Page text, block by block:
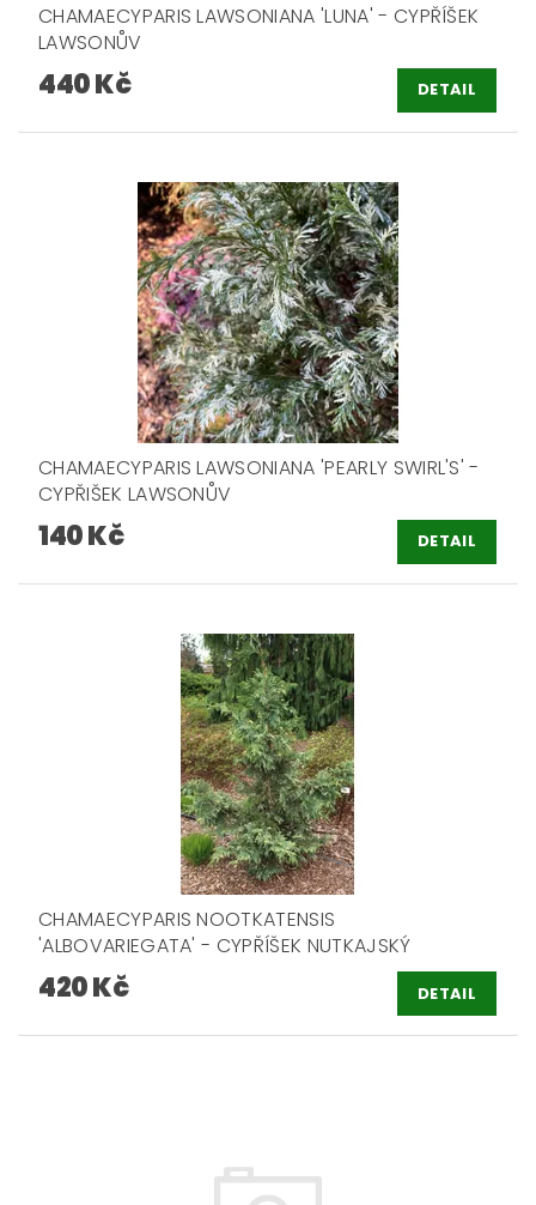
CHAMAECYPARIS LAWSONIANA 'LUNA' - CYPŘÍŠEK
LAWSONŮV
440 Kč DETAIL
CHAMAECYPARIS LAWSONIANA 'PEARLY SWIRL'S' -
CYPŘIŠEK LAWSONŮV
140 Kč DETAIL
CHAMAECYPARIS NOOTKATENSIS
'ALBOVARIEGATA' - CYPŘÍŠEK NUTKAJSKÝ
420 Kč DETAIL